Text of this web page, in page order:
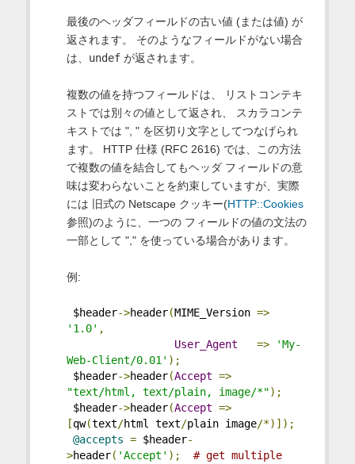
最後のヘッダフィールドの古い値 (または値) が
返されます。 そのようなフィールドがない場合
は、 undefが返されます。
複数の値を持つフィールドは、 リストコンテキ
ストでは別々の値として返され、 スカラコンテ
キストでは ", " を区切り文字としてつなげられ
ます。 HTTP 仕様 (RFC 2616) では、この方法
で複数の値を結合してもヘッダ フィールドの意
味は変わらないことを約束していますが、実際
には 旧式の Netscape クッキー(HTTP::Cookies
参照)のように、一つの フィールドの値の文法の
一部として "," を使っている場合があります。
例:
$header->header(MIME_Version =>
'1.0' ,
User_Agent
=>
'My-
Web-Client/0.01' );
$header->header(Accept =>
"text/html, text/plain, image/*");
$header->header(Accept =>
[qw(text/html text/plain image/*)]);
@accepts = $header-
>header( 'Accept' );
# get multiple